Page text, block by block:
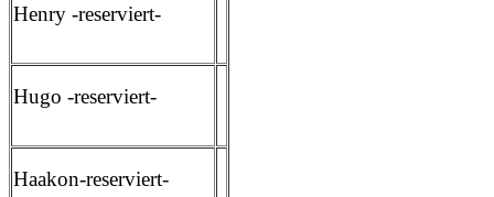
Henry -reserviert-
Hugo -reserviert-
Haakon-reserviert-